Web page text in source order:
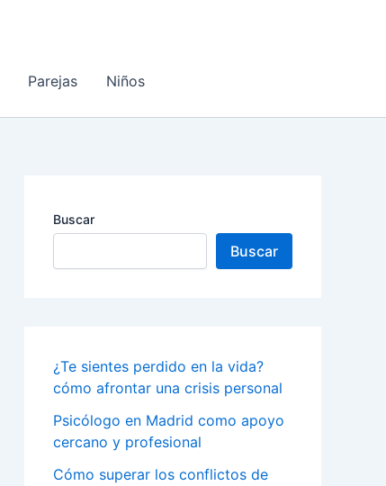
Parejas Niños
Buscar
Buscar
¿Te sientes perdido en la vida?
cómo afrontar una crisis personal
Psicólogo en Madrid como apoyo
cercano y profesional
Cómo superar los conflictos de